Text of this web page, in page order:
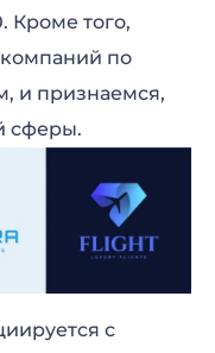
Кроме того,
по
и признаемся,
сферы.
с